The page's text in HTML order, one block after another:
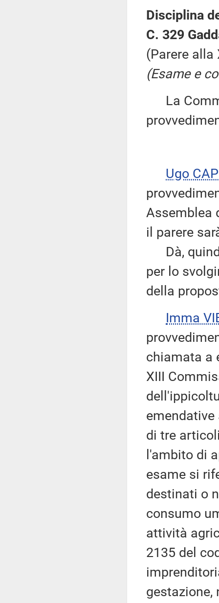
Disciplina
C. 329
(Parere alla
(Esame e
La
Ugo
Assemblea
il parere
Dà,
per lo
della
Imma
chiamata a
XIII
emendative
di tre
l'ambito di
esame si
destinati o
consumo
attività
2135 del
gestazione,